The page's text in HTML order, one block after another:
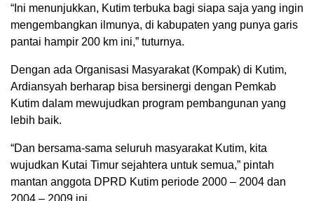
“Ini menunjukkan, Kutim terbuka bagi siapa saja yang ingin
mengembangkan ilmunya, di kabupaten yang punya garis
pantai hampir 200 km ini,” tuturnya.
Dengan ada Organisasi Masyarakat (Kompak) di Kutim,
Ardiansyah berharap bisa bersinergi dengan Pemkab
Kutim dalam mewujudkan program pembangunan yang
lebih baik.
“Dan bersama-sama seluruh masyarakat Kutim, kita
wujudkan Kutai Timur sejahtera untuk semua,” pintah
mantan anggota DPRD Kutim periode 2000 – 2004 dan